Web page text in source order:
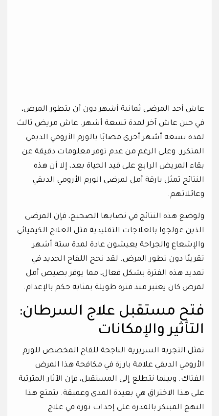
عاش أحد المرضى ثمانية أشهر دون أن يتطور المرض،
في حين عاش آخر لمدة تسعة أشهر. عاش مريض ثالث
لمدة تسعة أشهر أخرى مصابًا بالورم الأرومي الدبقي
المتكرر. وعلى الرغم من عدم توفر معلومات دقيقة عن
بقاء المريض الرابع على قيد الحياة بعد، إلا أن هذه
النتائج تمثل بارقة أمل لمرضى الورم الأرومي الدبقي
وعائلاتهم.
ولوضع هذه النتائج في نصابها الصحيح، فإن المرضى
الذين عولجوا بالعلاجات التقليدية مثل العلاج الكيميائي
والإشعاع والجراحة يعيشون عادة لمدة ستة أشهر
تقريبًا دون تطور المرض. لقد نجح اللقاح الجديد في
تمديد هذه الفترة بشكل فعال، مما يوفر بصيص أمل
لمرض كان يعتبر منذ فترة طويلة بمثابة حكم بالإعدام.
فتح مستقبل علاج السرطان:
التأثير والإمكانات
تمثل التجربة السريرية الناجحة للقاح المخصص للورم
الأرومي الدبقي علامة بارزة في مكافحة هذا المرض
الفتاك. وبينما نتطلع إلى المستقبل، فإن الآثار المترتبة
على هذا الاختراق هي بعيدة المدى وعميقة. يتمتع هذا
النهج المبتكر بالقدرة على إحداث ثورة في علاج